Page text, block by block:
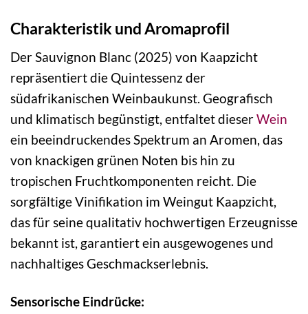
Charakteristik und Aromaprofil
Der Sauvignon Blanc (2025) von Kaapzicht
repräsentiert die Quintessenz der
südafrikanischen Weinbaukunst. Geografisch
und klimatisch begünstigt, entfaltet dieserWein
ein beeindruckendes Spektrum an Aromen, das
von knackigen grünen Noten bis hin zu
tropischen Fruchtkomponenten reicht. Die
sorgfältige Vinifikation im Weingut Kaapzicht,
das für seine qualitativ hochwertigen Erzeugnisse
bekannt ist, garantiert ein ausgewogenes und
nachhaltiges Geschmackserlebnis.
Sensorische Eindrücke: